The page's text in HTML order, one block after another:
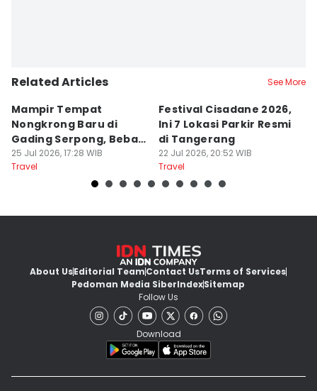
Related Articles See More
Mampir Tempat
Nongkrong Baru di
Gading Serpong, Bebas
Bayar Parkir
25 Jul 2026, 17:28 WIB
Travel
Festival Cisadane 2026,
Ini 7 Lokasi Parkir Resmi
di Tangerang
22 Jul 2026, 20:52 WIB
Travel
About UsEditorial TeamContact UsTerms of Services
Pedoman Media SiberIndexSitemap
Follow Us
Download